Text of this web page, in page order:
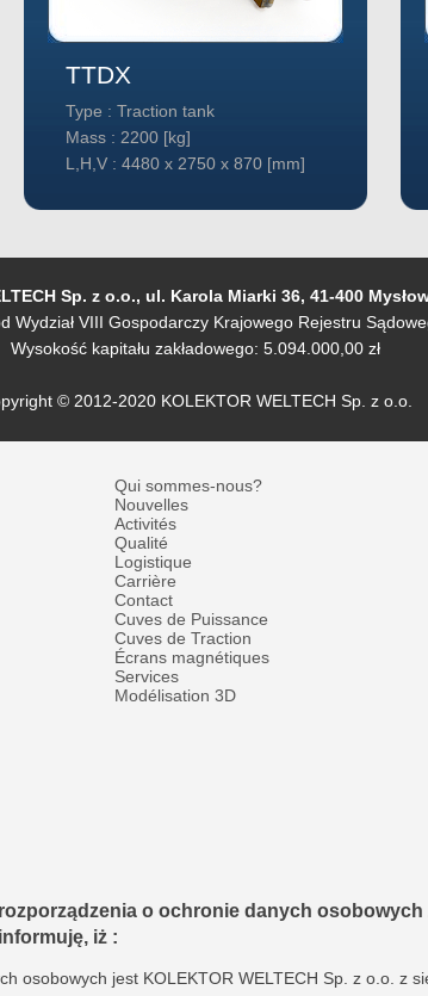
TTDX
Type : Traction tank
Mass : 2200 [kg]
L,H,V : 4480 x 2750 x 870 [mm]
Sp. z o.o., ul. Karola Miarki 36, 41-400
Wydział VIII Gospodarczy Krajowego Rejestru
Wysokość kapitału zakładowego: 5.094.000,00 zł
© 2012-2020 KOLEKTOR WELTECH Sp. z o.o.
Qui sommes-nous?
Nouvelles
Activités
Qualité
Logistique
Carrière
Contact
Cuves de Puissance
Cuves de Traction
Écrans magnétiques
Services
Modélisation 3D
o ochronie danych osobowych
iż :
osobowych jest KOLEKTOR WELTECH Sp. z o.o. z